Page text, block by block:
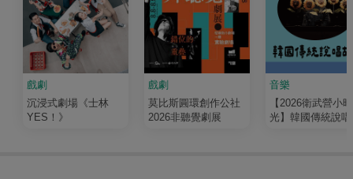
戲劇
沉浸式劇場《士林
YES！》
戲劇
莫比斯圓環創作公社
2026非聽覺劇展
音樂
【2026衛武營小時
光】韓國傳統說唱